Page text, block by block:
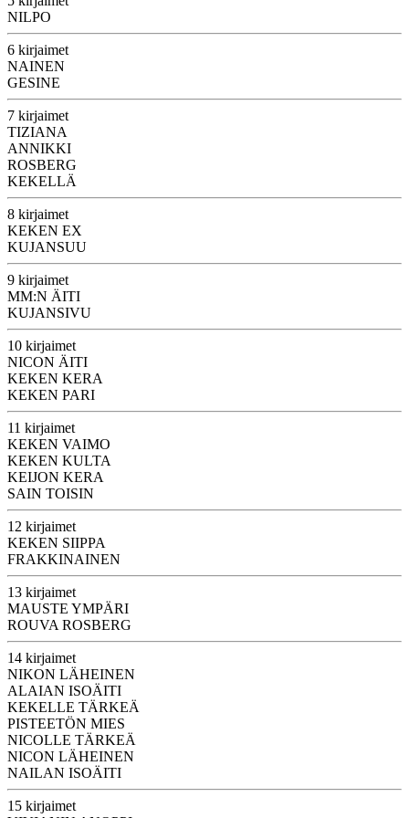
NILPO
6 kirjaimet
NAINEN
GESINE
7 kirjaimet
TIZIANA
ANNIKKI
ROSBERG
KEKELLÄ
8 kirjaimet
KEKEN EX
KUJANSUU
9 kirjaimet
MM:N ÄITI
KUJANSIVU
10 kirjaimet
NICON ÄITI
KEKEN KERA
KEKEN PARI
11 kirjaimet
KEKEN VAIMO
KEKEN KULTA
KEIJON KERA
SAIN TOISIN
12 kirjaimet
KEKEN SIIPPA
FRAKKINAINEN
13 kirjaimet
MAUSTE YMPÄRI
ROUVA ROSBERG
14 kirjaimet
NIKON LÄHEINEN
ALAIAN ISOÄITI
KEKELLE TÄRKEÄ
PISTEETÖN MIES
NICOLLE TÄRKEÄ
NICON LÄHEINEN
NAILAN ISOÄITI
15 kirjaimet